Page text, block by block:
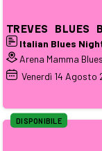
TREVES
Italian Blues
Arena Mamma
Venerdì 14 Agosto
DISPONIBILE